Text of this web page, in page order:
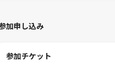
加申し込み
参加チケット